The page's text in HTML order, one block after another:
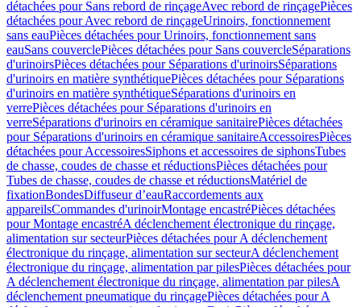
détachées pour Sans rebord de rinçageAvec rebord de rinçagePièces
détachées pour Avec rebord de rinçageUrinoirs, fonctionnement
sans eauPièces détachées pour Urinoirs, fonctionnement sans
eauSans couverclePièces détachées pour Sans couvercleSéparations
d'urinoirsPièces détachées pour Séparations d'urinoirsSéparations
d'urinoirs en matière synthétiquePièces détachées pour Séparations
d'urinoirs en matière synthétiqueSéparations d'urinoirs en
verrePièces détachées pour Séparations d'urinoirs en
verreSéparations d'urinoirs en céramique sanitairePièces détachées
pour Séparations d'urinoirs en céramique sanitaireAccessoiresPièces
détachées pour AccessoiresSiphons et accessoires de siphonsTubes
de chasse, coudes de chasse et réductionsPièces détachées pour
Tubes de chasse, coudes de chasse et réductionsMatériel de
fixationBondesDiffuseur d’eauRaccordements aux
appareilsCommandes d'urinoirMontage encastréPièces détachées
pour Montage encastréA déclenchement électronique du rinçage,
alimentation sur secteurPièces détachées pour A déclenchement
électronique du rinçage, alimentation sur secteurA déclenchement
électronique du rinçage, alimentation par pilesPièces détachées pour
A déclenchement électronique du rinçage, alimentation par pilesA
déclenchement pneumatique du rinçagePièces détachées pour A